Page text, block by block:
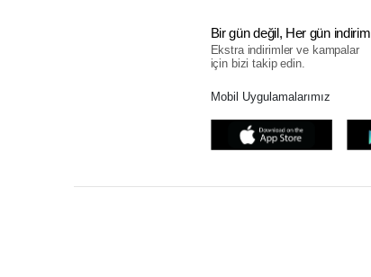
Bir gün değil, Her gün indirim
Ekstra indirimler ve kampalar
için bizi takip edin.
Mobil Uygulamalarımız